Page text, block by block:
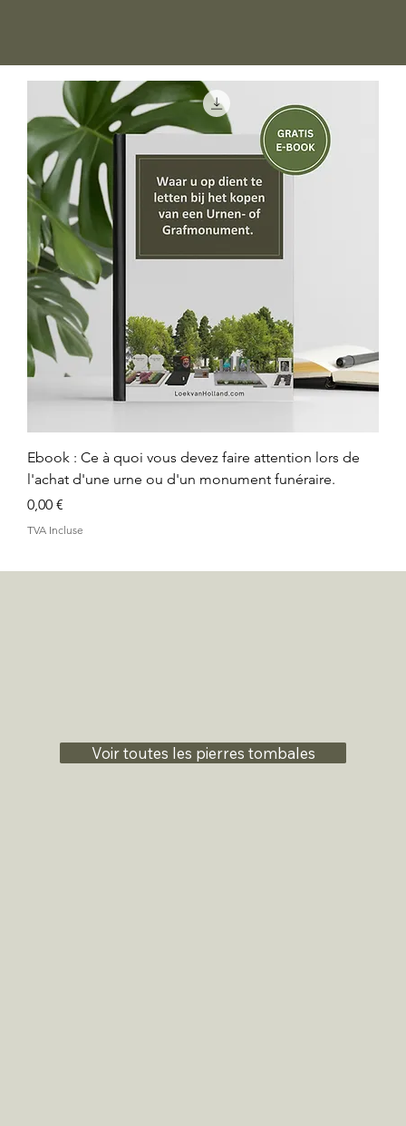
Ebook : Ce à quoi vous devez faire attention lors de
l'achat d'une urne ou d'un monument funéraire.
Prix
0,00 €
TVA Incluse
Voir toutes les pierres tombales